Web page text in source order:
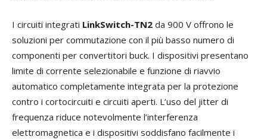
I circuiti integrati LinkSwitch-TN2 da 900 V offrono le
soluzioni per commutazione con il più basso numero di
componenti per convertitori buck. I dispositivi presentano
limite di corrente selezionabile e funzione di riavvio
automatico completamente integrata per la protezione
contro i cortocircuiti e circuiti aperti. L’uso del jitter di
frequenza riduce notevolmente l’interferenza
elettromagnetica e i dispositivi soddisfano facilmente i